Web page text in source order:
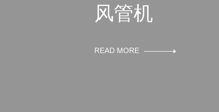
风管机
READ MORE